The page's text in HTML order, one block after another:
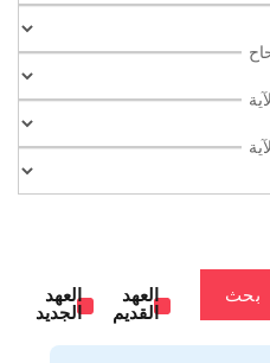
بحث
العهد
القديم
العهد
الجديد